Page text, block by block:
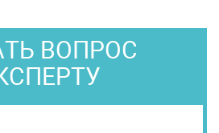
ВОПРОС